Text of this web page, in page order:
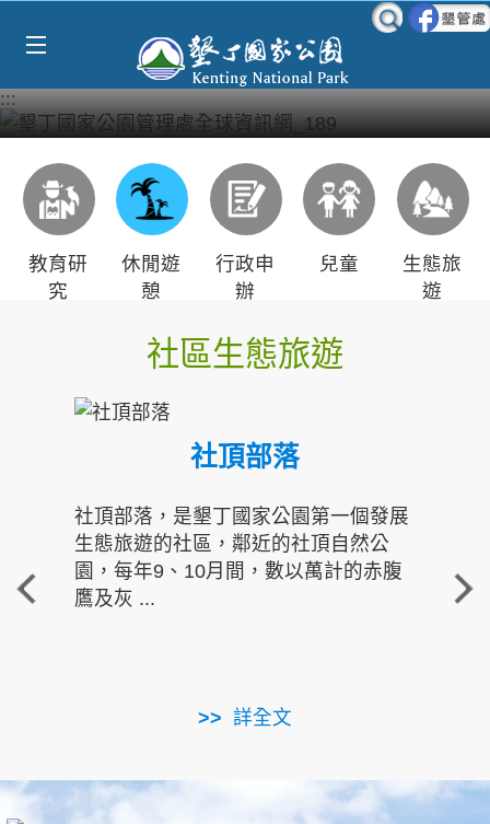
:::
教育研
究
休閒遊
憩
行政申
辦
兒童
生態旅
遊
社區生態旅遊
社頂部落
社頂部落，是墾丁國家公園第一個發展
生態旅遊的社區，鄰近的社頂自然公
園，每年9、10月間，數以萬計的赤腹
鷹及灰 ...
詳全文
重
走進